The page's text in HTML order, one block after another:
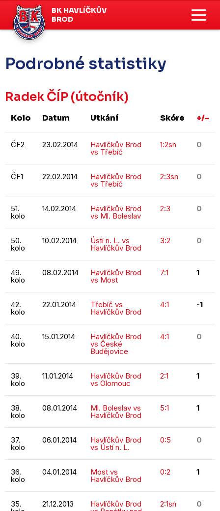
BK HAVLÍČKŮV
BROD
Podrobné statistiky
Radek ČÍP(útočník)
Kolo Datum Utkání Skóre +/-
ČF2 23.02.2014 Havlíčkův Brod
vs Třebíč
1:2sn 0
ČF1 22.02.2014 Havlíčkův Brod
vs Třebíč
2:3sn 0
51.
kolo
14.02.2014 Havlíčkův Brod
vs Ml. Boleslav
2:3 0
50.
kolo
10.02.2014 Ústí n. L. vs
Havlíčkův Brod
3:2 0
49.
kolo
08.02.2014 Havlíčkův Brod
vs Most
7:1 1
42.
kolo
22.01.2014 Třebíč vs
Havlíčkův Brod
4:1 -1
40.
kolo
15.01.2014 Havlíčkův Brod
vs České
Budějovice
4:1 0
39.
kolo
11.01.2014 Havlíčkův Brod
vs Olomouc
2:1 1
38.
kolo
08.01.2014 Ml. Boleslav vs
Havlíčkův Brod
5:1 1
37.
kolo
06.01.2014 Havlíčkův Brod
vs Ústí n. L.
0:5 0
36.
kolo
04.01.2014 Most vs
Havlíčkův Brod
0:2 1
35. 21.12.2013 Havlíčkův Brod 2:1sn 0